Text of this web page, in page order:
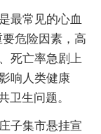
最常见的心血
危险因素，高
死亡率急剧上
响人类健康
卫生问题。
子集市悬挂宣